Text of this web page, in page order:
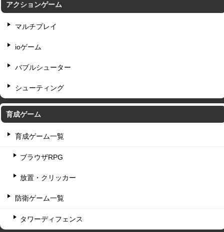
アクションゲーム
マルチプレイ
ioゲーム
バブルシューター
シューティング
育成ゲーム
育成ゲーム一覧
ブラウザRPG
放置・クリッカー
防衛ゲーム一覧
タワーディフェンス